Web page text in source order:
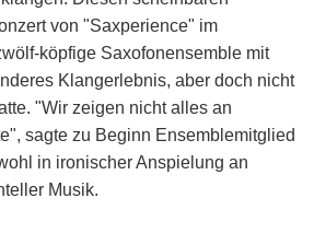
von "Saxperience" im
köpfige Saxofonensemble mit
Klangerlebnis, aber doch nicht
"Wir zeigen nicht alles an
sagte zu Beginn Ensemblemitglied
in ironischer Anspielung an
Musik.